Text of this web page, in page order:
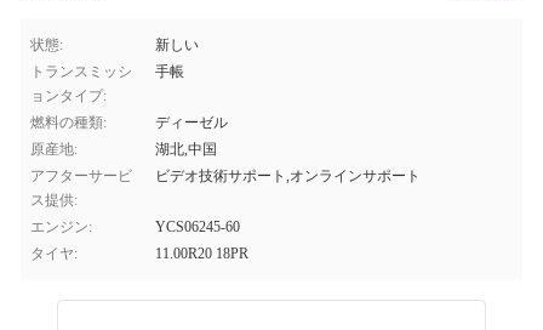
状態:
新しい
トランスミッシ
ョンタイプ:
手帳
燃料の種類:
ディーゼル
原産地:
湖北,中国
アフターサービ
ス提供:
ビデオ技術サポート,オンラインサポート
エンジン:
YCS06245-60
タイヤ:
11.00R20 18PR